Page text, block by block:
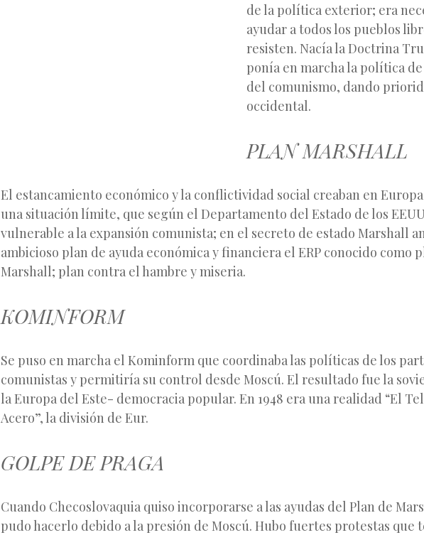
de la política exterior; era
ayudar a todos los pueblos
resisten. Nacía la Doctrina
ponía en marcha la política
del comunismo, dando
occidental.
PLAN MARSHALL
El estancamiento económico y la conflictividad social creaban en
una situación límite, que según el Departamento del Estado de los
vulnerable a la expansión comunista; en el secreto de estado Marshall
ambicioso plan de ayuda económica y financiera el ERP conocido como
Marshall; plan contra el hambre y miseria.
KOMINFORM
Se puso en marcha el Kominform que coordinaba las políticas de los
comunistas y permitiría su control desde Moscú. El resultado fue la
la Europa del Este- democracia popular. En 1948 era una realidad “El
Acero”, la división de Eur.
GOLPE DE PRAGA
Cuando Checoslovaquia quiso incorporarse a las ayudas del Plan de
pudo hacerlo debido a la presión de Moscú. Hubo fuertes protestas que